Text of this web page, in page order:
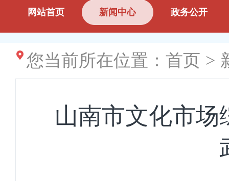
网站首页 新闻中心 政务公开
您当前所在位置： 首页 >
山南市文化市场